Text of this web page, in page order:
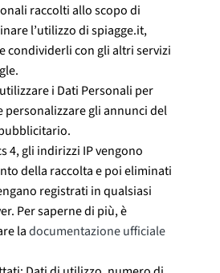
raccolti allo scopo di
l’utilizzo di spiagge.it,
condividerli con gli altri servizi
i Dati Personali per
personalizzare gli annunci del
4, gli indirizzi IP vengono
della raccolta e poi eliminati
registrati in qualsiasi
Per saperne di più, è
ladocumentazione ufficiale